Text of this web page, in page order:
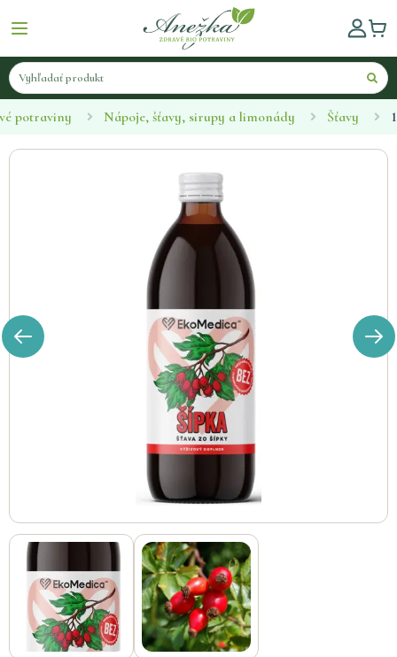
potraviny Nápoje, šťavy, sirupy a limonády Šťavy